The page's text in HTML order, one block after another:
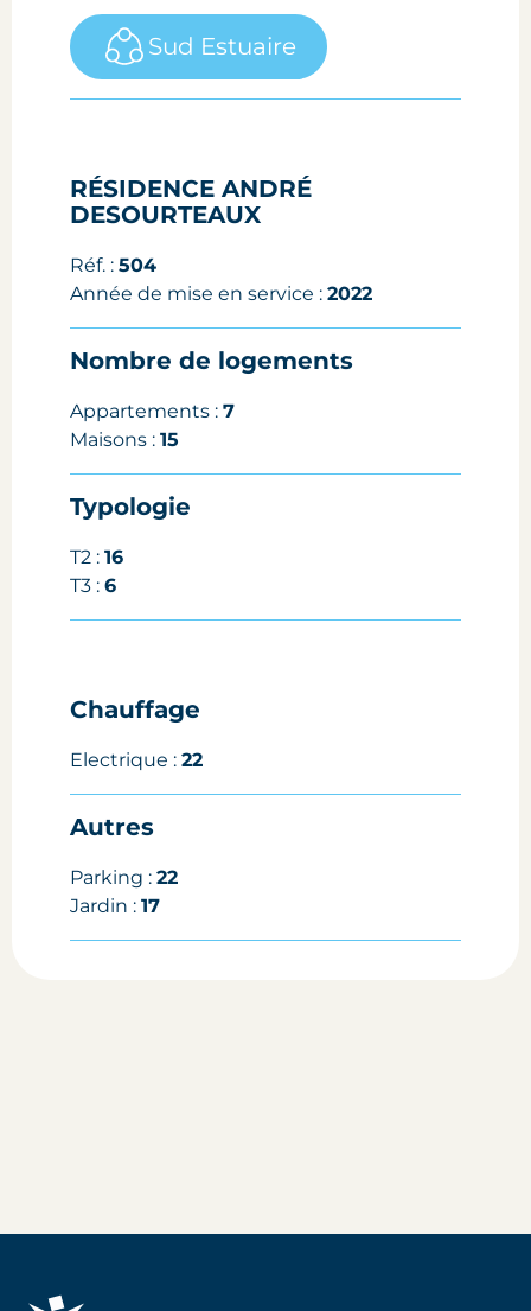
Sud Estuaire
RÉSIDENCE ANDRÉ
DESOURTEAUX
Réf. :504
Année de mise en service :2022
Nombre de logements
Appartements :7
Maisons :15
Typologie
T2 :16
T3 :6
Chauffage
Electrique :22
Autres
Parking :22
Jardin :17